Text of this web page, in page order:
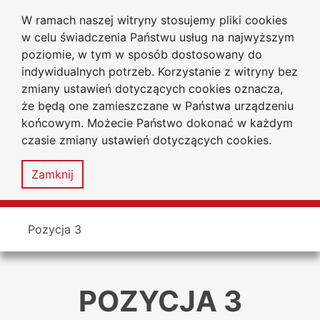
W ramach naszej witryny stosujemy pliki cookies
w celu świadczenia Państwu usług na najwyższym
poziomie, w tym w sposób dostosowany do
indywidualnych potrzeb. Korzystanie z witryny bez
zmiany ustawień dotyczących cookies oznacza,
że będą one zamieszczane w Państwa urządzeniu
końcowym. Możecie Państwo dokonać w każdym
czasie zmiany ustawień dotyczących cookies.
Zamknij
Go to the main menu
Go to content
Go to Search
Go to sitemap
Uniwersytet
Jana Długosza
w Częstochowie
Wydział Prawa i Ekonomii
Accessibility
Sitemap
MENU
You are here
Pozycja 3
POZYCJA 3